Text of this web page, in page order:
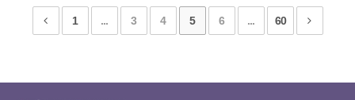
1 ... 3 4 5 6 ... 60